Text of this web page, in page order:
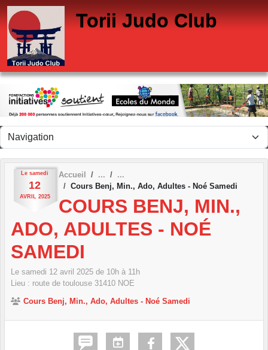
Torii Judo Club
Le samedi
12
AVRIL 2025
Accueil
Cours Benj, Min., Ado, Adultes - Noé Samedi
COURS BENJ, MIN.,
ADO, ADULTES - NOÉ
SAMEDI
Le samedi 12 avril 2025 de 10h à 11h
Lieu : route de toulouse 31410 NOE
Cours Benj, Min., Ado, Adultes - Noé Samedi
Panneau de gestion des cookies